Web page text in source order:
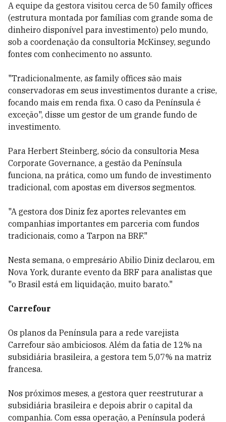
A equipe da gestora visitou cerca de 50 family offices
(estrutura montada por famílias com grande soma de
dinheiro disponível para investimento) pelo mundo,
sob a coordenação da consultoria McKinsey, segundo
fontes com conhecimento no assunto.
"Tradicionalmente, as family offices são mais
conservadoras em seus investimentos durante a crise,
focando mais em renda fixa. O caso da Península é
exceção", disse um gestor de um grande fundo de
investimento.
Para Herbert Steinberg, sócio da consultoria Mesa
Corporate Governance, a gestão da Península
funciona, na prática, como um fundo de investimento
tradicional, com apostas em diversos segmentos.
"A gestora dos Diniz fez aportes relevantes em
companhias importantes em parceria com fundos
tradicionais, como a Tarpon na BRF."
Nesta semana, o empresário Abilio Diniz declarou, em
Nova York, durante evento da BRF para analistas que
"o Brasil está em liquidação, muito barato."
Carrefour
Os planos da Península para a rede varejista
Carrefour são ambiciosos. Além da fatia de 12% na
subsidiária brasileira, a gestora tem 5,07% na matriz
francesa.
Nos próximos meses, a gestora quer reestruturar a
subsidiária brasileira e depois abrir o capital da
companhia. Com essa operação, a Península poderá